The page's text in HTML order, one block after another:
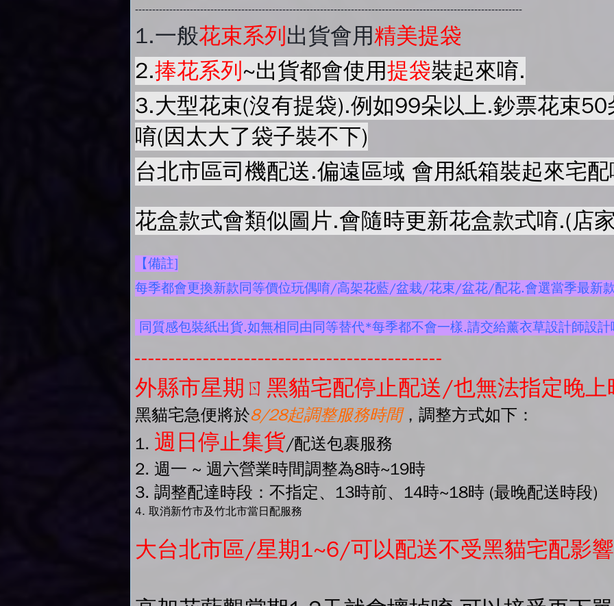
-----------------------------------------------------------------------------------------------------------------
1.一般花束系列出貨會用精美提袋
2.捧花系列~出貨都會使用提袋裝起來唷.
3.大型花束(沒有提袋).例如99朵以上.鈔票花束
唷(因太大了袋子裝不下)
台北市區司機配送.偏遠區域 會用紙箱裝起來宅
花盒款式會類似圖片.會隨時更新花盒款式唷.(店
【備註]
每季都會更換新款同等價位玩偶唷/高架花藍/盆栽/花束/盆花/配花.會選當季最新
同質感包裝紙出貨.如無相同由同等替代*每季都不會一樣.請交給薰衣草設計師設計
---------------------------------------------
外縣市星期ㄖ黑貓宅配停止配送/也無法指定晚
黑貓宅急便將於8/28起調整服務時間，調整方式如下：
1. 週日停止集貨/配送包裹服務
2. 週一 ~ 週六營業時間調整為8時~19時
3. 調整配達時段：不指定、13時前、14時~18時 (最晚配送時段)
4. 取消新竹市及竹北市當日配服務
大台北市區/星期1~6/可以配送不受黑貓宅配影響